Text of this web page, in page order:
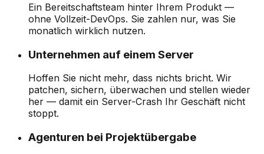
Ein Bereitschaftsteam hinter Ihrem Produkt —
ohne Vollzeit-DevOps. Sie zahlen nur, was Sie
monatlich wirklich nutzen.
Unternehmen auf einem Server
Hoffen Sie nicht mehr, dass nichts bricht. Wir
patchen, sichern, überwachen und stellen wieder
her — damit ein Server-Crash Ihr Geschäft nicht
stoppt.
Agenturen bei Projektübergabe